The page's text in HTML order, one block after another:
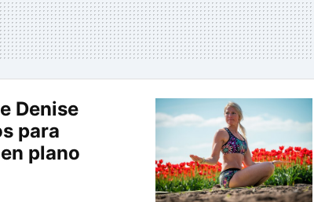
Denise
para
plano